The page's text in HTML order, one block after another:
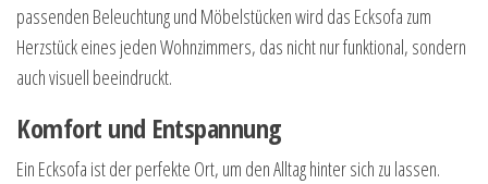
passenden Beleuchtung und Möbelstücken wird das Ecksofa zum
Herzstück eines jeden Wohnzimmers, das nicht nur funktional, sondern
auch visuell beeindruckt.
Komfort und Entspannung
Ein Ecksofa ist der perfekte Ort, um den Alltag hinter sich zu lassen.